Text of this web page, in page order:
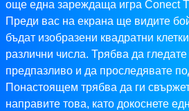
още една зареждаща игра Conect
Преди вас на екрана ще видите
бъдат изобразени квадратни
различни числа. Трябва да
предпазливо и да проследявате
Понастоящем трябва да ги
направите това, като докоснете